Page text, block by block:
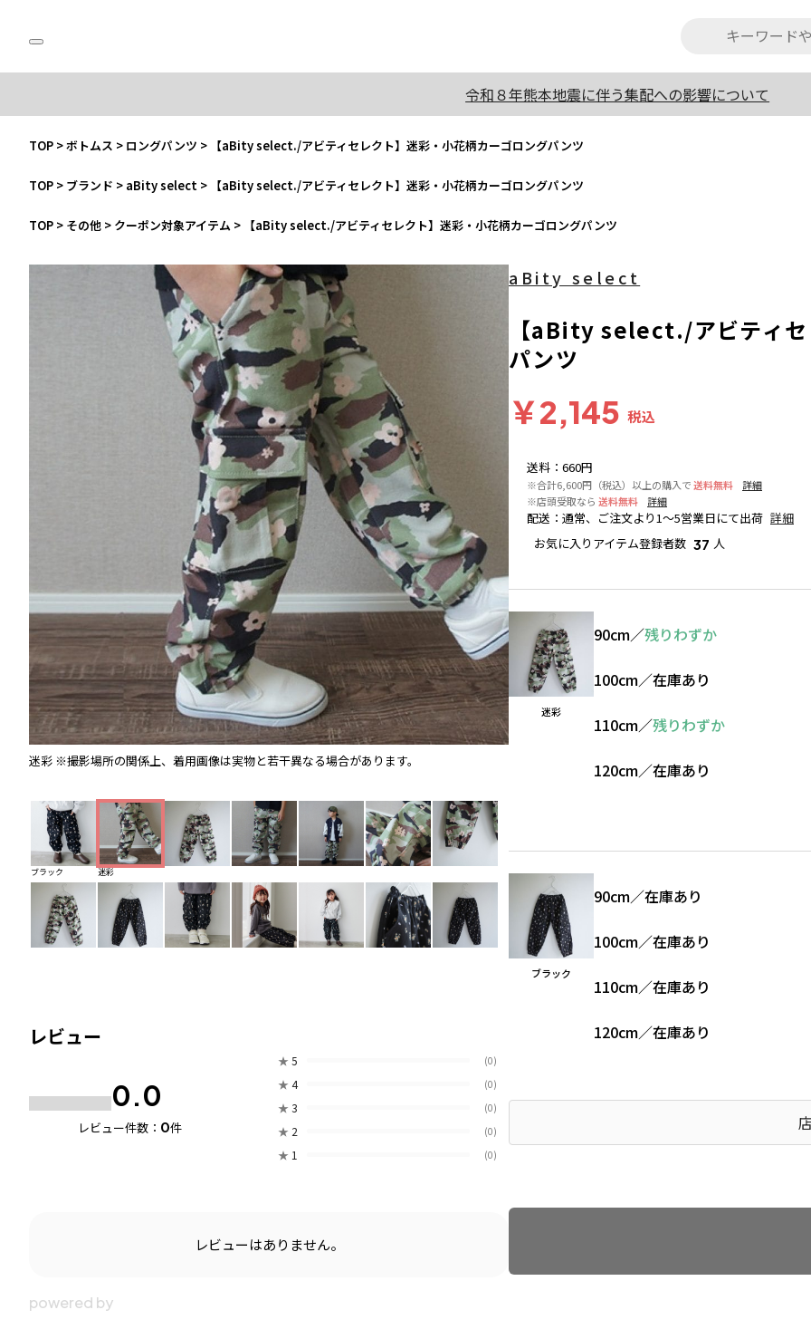
令和８年熊本地震に伴う集配への影響について
TOP >ボトムス > ロングパンツ > 【aBity select./アビティセレクト】迷彩・小花柄カーゴロングパンツ
TOP > ブランド > aBity select > 【aBity select./アビティセレクト】迷彩・小花柄カーゴロングパンツ
TOP > その他 > クーポン対象アイテム > 【aBity select./アビティセレクト】迷彩・小花柄カーゴロングパンツ
迷彩 ※撮影場所の関係上、着用画像は実物と若干異なる場合があります。
ブラック 迷彩
レビュー
0.0
レビュー件数： 0件
★ 5 (0)
★ 4 (0)
★ 3 (0)
★ 2 (0)
★ 1 (0)
レビューはありません。
送料 ： 660円
※合計6,600円（税込）以上の購入で送料無料
詳細
※店頭受取なら 送料無料 詳細
配送 ： 通常、ご注文より1～5営業日にて出荷 詳細
お気に入りアイテム登録者数 37 人
aBity select
【aBity select./アビティ
パンツ
￥2,145 税込
迷彩
90cm／残りわずか
100cm／在庫あり
110cm／残りわずか
120cm／在庫あり
ブラック
90cm／在庫あり
100cm／在庫あり
110cm／在庫あり
120cm／在庫あり